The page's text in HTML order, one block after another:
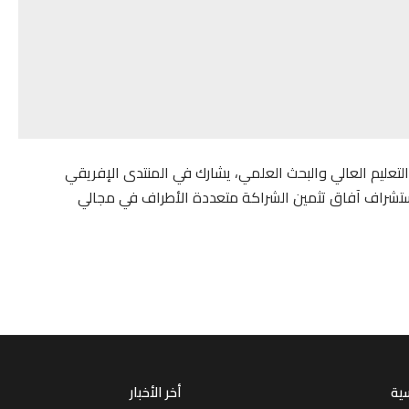
العالي والبحث العلمي، يشارك في المنتدى الإفريقي
آفاق تثمين الشراكة متعددة الأطراف في مجالي
أخر الأخبار